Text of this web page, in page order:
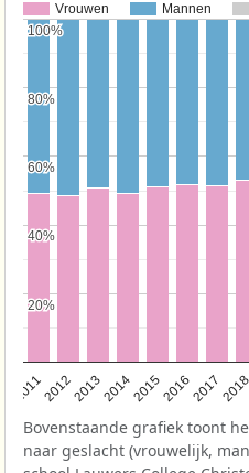
Vrouwen Mannen
2011201220132014201520162017
20%
20%
40%
40%
60%
60%
80%
80%
100%
100%
Bovenstaande grafiek toont
naar geslacht (vrouwelijk,